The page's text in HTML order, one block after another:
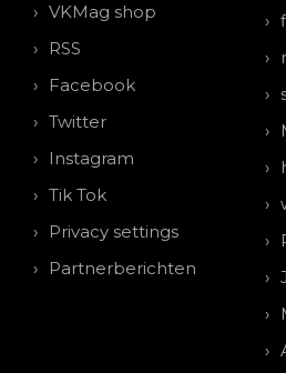
VKMag shop
RSS
Facebook
Twitter
Instagram
Tik Tok
Privacy settings
Partnerberichten